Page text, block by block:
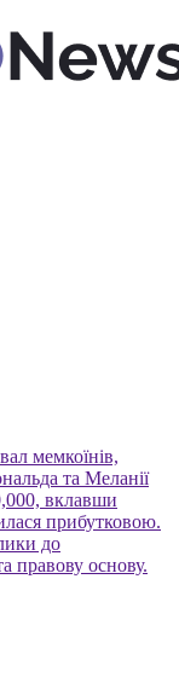
мемкоїнів,
та Меланії
вклавши
прибутковою.
до
правову основу.